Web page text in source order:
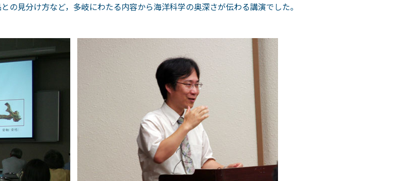
の見分け方など，多岐にわたる内容から海洋科学の奥深さが伝わる講演でした。